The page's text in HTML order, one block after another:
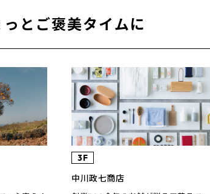
っとご褒美タイムに
3F
中川政七商店